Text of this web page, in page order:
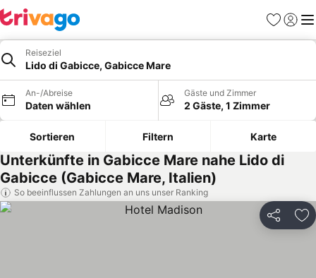
Favoriten
Reiseziel
Lido di Gabicce, Gabicce Mare
An-/Abreise
Daten wählen
Gäste und Zimmer
2 Gäste, 1 Zimmer
Sortieren Filtern Karte
Unterkünfte in Gabicce Mare nahe Lido di
Gabicce (Gabicce Mare, Italien)
So beeinflussen Zahlungen an uns unser Ranking
Teilen